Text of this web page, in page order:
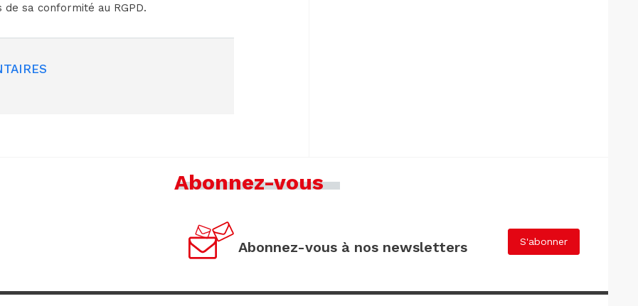
sa conformité au RGPD.
Abonnez-vous
Abonnez-vous à nos newsletters S'abonner